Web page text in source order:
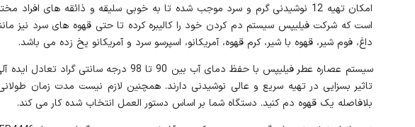
داغ، فوم شیر، قهوه با شیر، کرم قهوه، آمریکانو، اسپرسو سرد و آمریکانو یخ زده می باشد.
بلافاصله یک قهوه دم کنید. دستگاه شما بر اساس دستور العمل انتخاب شده کار می کند.